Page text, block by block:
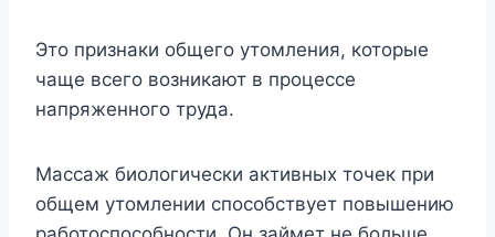
Это признаки общего утомления, которые
чаще всего возникают в процессе
напряженного труда.
Массаж биологически активных точек при
общем утомлении способствует повышению